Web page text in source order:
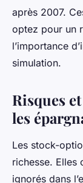
après 2007.
optez pour un
l’importance
simulation.
Risques
les
Les stock-
richesse. Elles
ignorés dans